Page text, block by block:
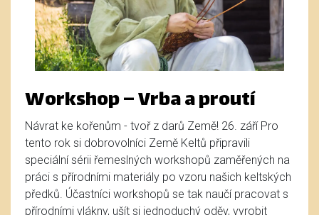
Workshop – Vrba a proutí
Návrat ke kořenům - tvoř z darů Země! 26. září Pro
tento rok si dobrovolníci Země Keltů připravili
speciální sérii řemeslných workshopů zaměřených na
práci s přírodními materiály po vzoru našich keltských
předků. Účastníci workshopů se tak naučí pracovat s
přírodními vlákny, ušít si jednoduchý oděv, vyrobit